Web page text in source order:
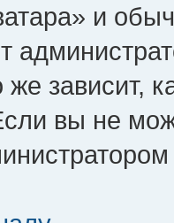
и
же зависит,
вы не